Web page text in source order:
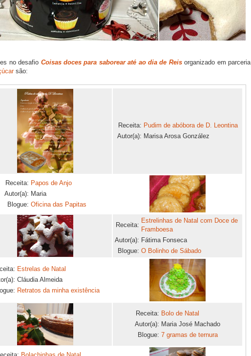
no desafio Coisas doces para saborear até ao dia de Reisorganizado em parceria
são:
Receita: Pudim de abóbora de D. Leontina
Autor(a): Marisa Arosa González
Receita: Papos de Anjo
Autor(a): Maria
Blogue: Oficina das Papitas
Receita:
Estrelinhas de Natal com Doce de
Framboesa
Autor(a): Fátima Fonseca
Blogue: O Bolinho de Sábado
Estrelas de Natal
Cláudia Almeida
Retratos da minha existência
Receita: Bolo de Natal
Autor(a): Maria José Machado
Blogue: 7 gramas de ternura